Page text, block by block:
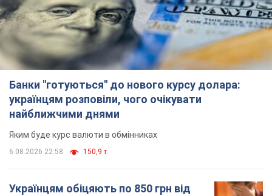
Банки "готуються" до нового курсу долара:
українцям розповіли, чого очікувати
найближчими днями
Яким буде курс валюти в обмінниках
6.08.2026 22:58 150,9 т.
Українцям обіцяють по 850 грн від